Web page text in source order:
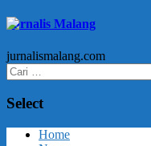
Jurnalis Malang
jurnalismalang.com
Cari
untuk:
Select
Home